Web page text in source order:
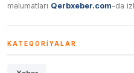
məlumatları Qerbxeber.com-da
KATEQORIYALAR